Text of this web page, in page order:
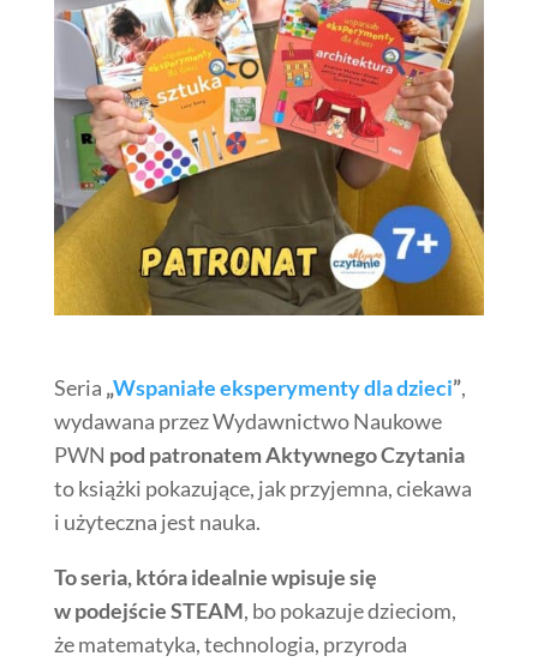
Seria „Wspaniałe eksperymenty dla dzieci”,
wydawana przez Wydawnictwo Naukowe
PWN pod patronatem Aktywnego Czytania
to książki pokazujące, jak przyjemna, ciekawa
i użyteczna jest nauka.
To seria, która idealnie wpisuje się
w podejście STEAM, bo pokazuje dzieciom,
że matematyka, technologia, przyroda